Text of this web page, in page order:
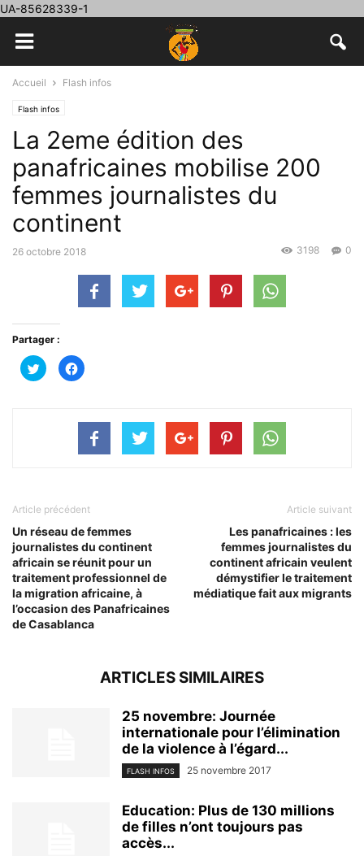
UA-85628339-1
Accueil Flash infos
Flash infos
La 2eme édition des
panafricaines mobilise 200
femmes journalistes du
continent
26 octobre 2018 0
3198
Partager :
Cliquez
pour
partager
Cliquez
pour
une
nouvelle
fenêtre)
Article précédent
Un réseau de femmes
journalistes du continent
africain se réunit pour un
traitement professionnel de
la migration africaine, à
l’occasion des Panafricaines
de Casablanca
Article suivant
Les panafricaines : les
femmes journalistes du
continent africain veulent
démystifier le traitement
médiatique fait aux migrants
ARTICLES SIMILAIRES
25 novembre: Journée
internationale pour l’élimination
de la violence à l’égard...
FLASH INFOS 25 novembre 2017
Education: Plus de 130 millions
de filles n’ont toujours pas
accès...